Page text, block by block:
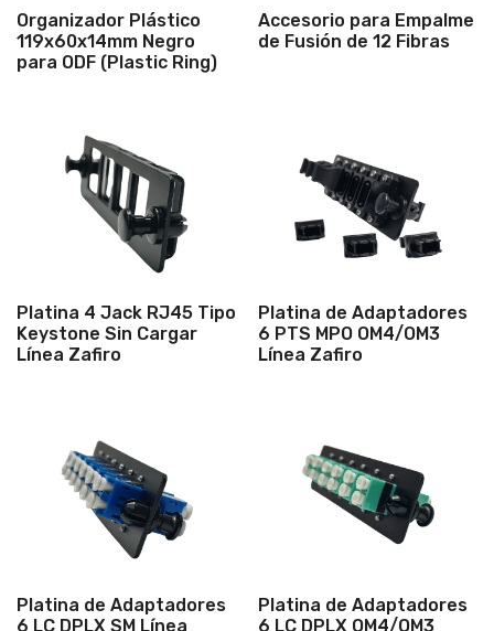
Organizador Plástico
119x60x14mm Negro
para ODF (Plastic Ring)
Accesorio para Empalme
de Fusión de 12 Fibras
Platina 4 Jack RJ45 Tipo
Keystone Sin Cargar
Línea Zafiro
Platina de Adaptadores
6 PTS MPO OM4/OM3
Línea Zafiro
Platina de Adaptadores
6 LC DPLX SM Línea
Platina de Adaptadores
6 LC DPLX OM4/OM3